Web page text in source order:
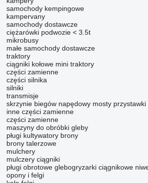
samochody kempingowe
kampervany
samochody dostawcze
ciężarówki podwozie < 3.5t
mikrobusy
małe samochody dostawcze
traktory
ciągniki kołowe mini traktory
części zamienne
części silnika
silniki
transmisje
skrzynie biegów napędowy mosty
inne części zamienne
części zamienne
maszyny do obróbki gleby
pługi kultywatory brony
brony talerzowe
mulchery
mulczery ciągniki
pługi obrotowe glebogryzarki ciągnikowe
opony i felgi